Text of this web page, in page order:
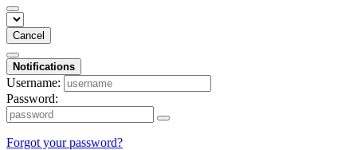
Cancel
Notifications
Username:
Password:
Forgot your password?